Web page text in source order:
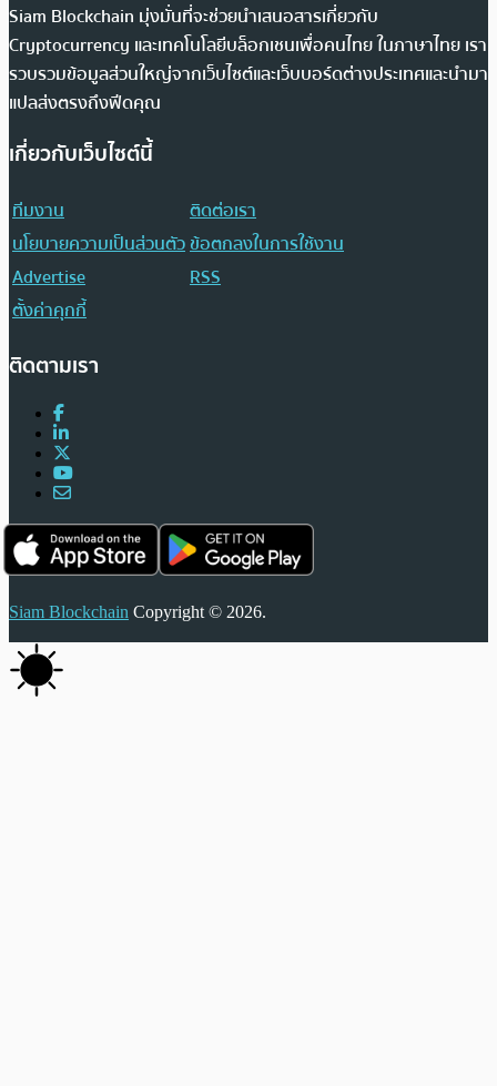
Siam Blockchain มุ่งมั่นที่จะช่วยนำเสนอสารเกี่ยวกับ
Cryptocurrency และเทคโนโลยีบล็อกเชนเพื่อคนไทย ในภาษาไทย เรา
รวบรวมข้อมูลส่วนใหญ่จากเว็บไซต์และเว็บบอร์ดต่างประเทศและนำมา
แปลส่งตรงถึงฟีดคุณ
เกี่ยวกับเว็บไซต์นี้
ทีมงาน
ติดต่อเรา
นโยบายความเป็นส่วนตัวข้อตกลงในการใช้งาน
Advertise
RSS
ตั้งค่าคุกกี้
ติดตามเรา
Siam Blockchain Copyright © 2026.